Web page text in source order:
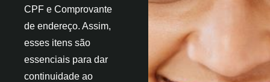
CPF e Comprovante
de endereço. Assim,
esses itens são
essenciais para dar
continuidade ao